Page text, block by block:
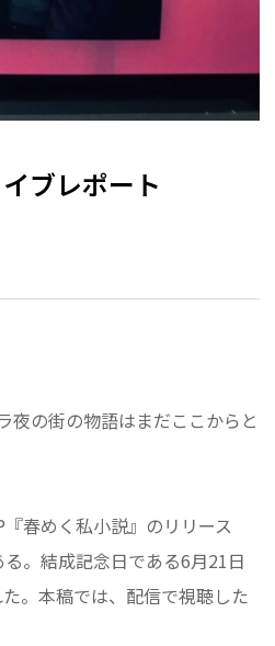
ブレポート
夜の街の物語はまだここからと
春めく私小説』のリリース
。結成記念日である6月21日
。本稿では、配信で視聴した